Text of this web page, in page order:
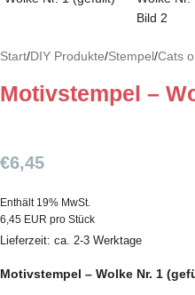
Start/DIY Produkte/Stempel/Cats
Motivstempel –
€6,45
Enthält 19% MwSt.
6,45 EUR pro Stück
Lieferzeit: ca. 2-3 Werktage
Motivstempel – Wolke Nr. 1